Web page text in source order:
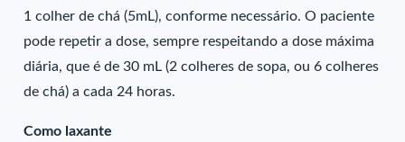
1 colher de chá (5mL), conforme necessário. O paciente
pode repetir a dose, sempre respeitando a dose máxima
diária, que é de 30 mL (2 colheres de sopa, ou 6 colheres
de chá) a cada 24 horas.
Como laxante